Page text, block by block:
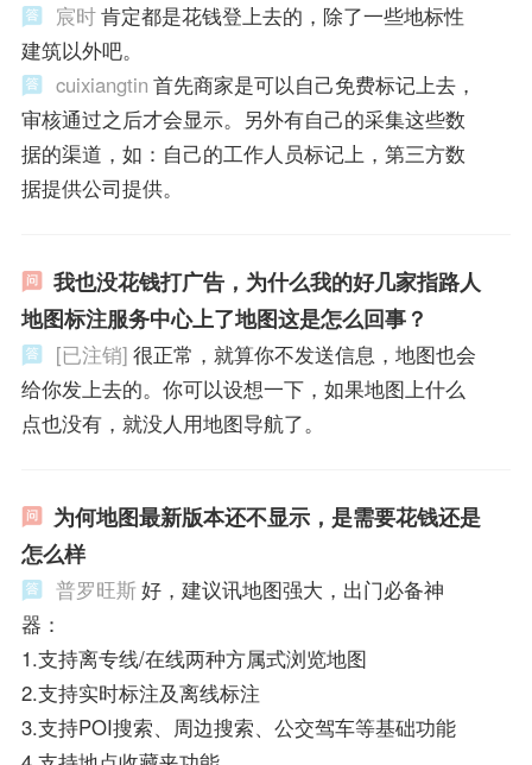
宸时肯定都是花钱登上去的，除了一些地标性
建筑以外吧。
cuixiangtin 首先商家是可以自己免费标记上去，
审核通过之后才会显示。另外有自己的采集这些数
据的渠道，如：自己的工作人员标记上，第三方数
据提供公司提供。
我也没花钱打广告，为什么我的好几家指路人
地图标注服务中心上了地图这是怎么回事？
[已注销] 很正常，就算你不发送信息，地图也会
给你发上去的。你可以设想一下，如果地图上什么
点也没有，就没人用地图导航了。
为何地图最新版本还不显示，是需要花钱还是
怎么样
普罗旺斯好，建议讯地图强大，出门必备神
器：
1.支持离专线/在线两种方属式浏览地图
2.支持实时标注及离线标注
3.支持POI搜索、周边搜索、公交驾车等基础功能